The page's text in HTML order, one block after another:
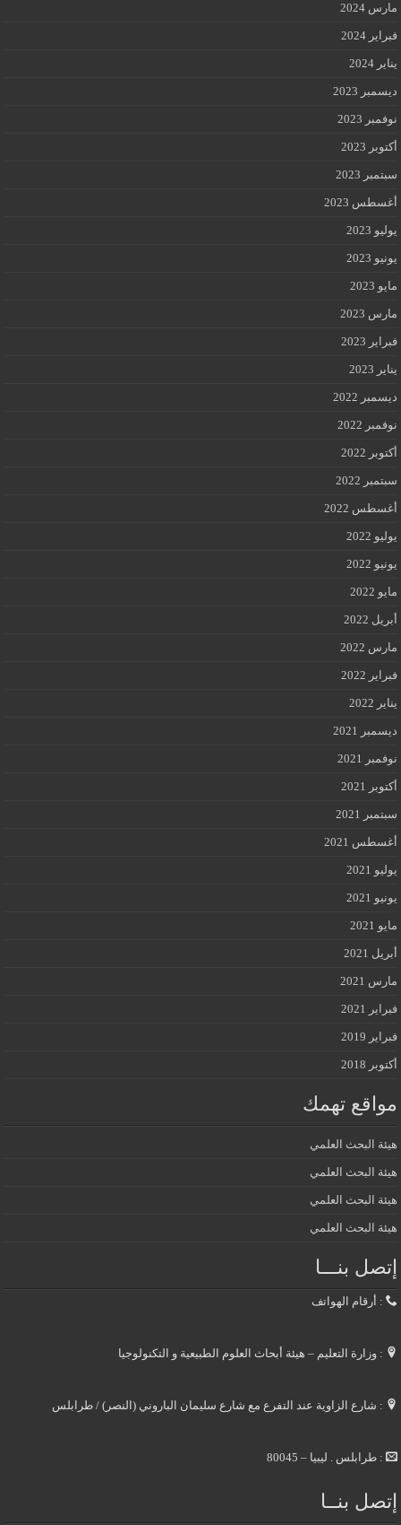
مارس 2024
فبراير 2024
يناير 2024
ديسمبر 2023
نوفمبر 2023
أكتوبر 2023
سبتمبر 2023
أغسطس 2023
يوليو 2023
يونيو 2023
مايو 2023
مارس 2023
فبراير 2023
يناير 2023
ديسمبر 2022
نوفمبر 2022
أكتوبر 2022
سبتمبر 2022
أغسطس 2022
يوليو 2022
يونيو 2022
مايو 2022
أبريل 2022
مارس 2022
فبراير 2022
يناير 2022
ديسمبر 2021
نوفمبر 2021
أكتوبر 2021
سبتمبر 2021
أغسطس 2021
يوليو 2021
يونيو 2021
مايو 2021
أبريل 2021
مارس 2021
فبراير 2021
فبراير 2019
أكتوبر 2018
مواقع تهمك
هيئة البحث العلمي
هيئة البحث العلمي
هيئة البحث العلمي
هيئة البحث العلمي
إتصل بنـــا
: أرقام الهواتف
: وزارة التعليم – هيئة أبحاث العلوم الطبيعية و التكنولوجيا
: شارع الزاوية عند التفرع مع شارع سليمان الباروني (النصر) / طرابلس
: طرابلس . ليبيا – 80045
إتصل بنــا